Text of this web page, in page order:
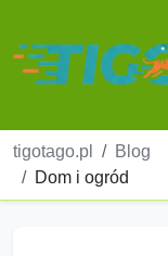
tigotago.pl
Blog
Dom i ogród